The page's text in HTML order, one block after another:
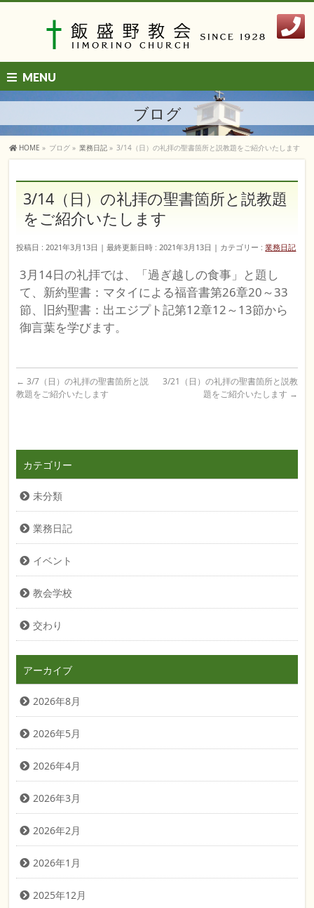
MENU
ブログ
HOME » ブログ » 業務日記 » 3/14（日）の礼拝の聖書箇所と説教題をご紹介いたします
3/14（日）の礼拝の聖書箇所と説教題
をご紹介いたします
投稿日 : 2021年3月13日 最終更新日時 : 2021年3月13日 カテゴリー :業務日記
3月14日の礼拝では、「過ぎ越しの食事」と題し
て、新約聖書：マタイによる福音書第26章20～33
節、旧約聖書：出エジプト記第12章12～13節から
御言葉を学びます。
← 3/7（日）の礼拝の聖書箇所と説
教題をご紹介いたします
3/21（日）の礼拝の聖書箇所と説教
題をご紹介いたします →
カテゴリー
未分類
業務日記
イベント
教会学校
交わり
アーカイブ
2026年8月
2026年5月
2026年4月
2026年3月
2026年2月
2026年1月
2025年12月